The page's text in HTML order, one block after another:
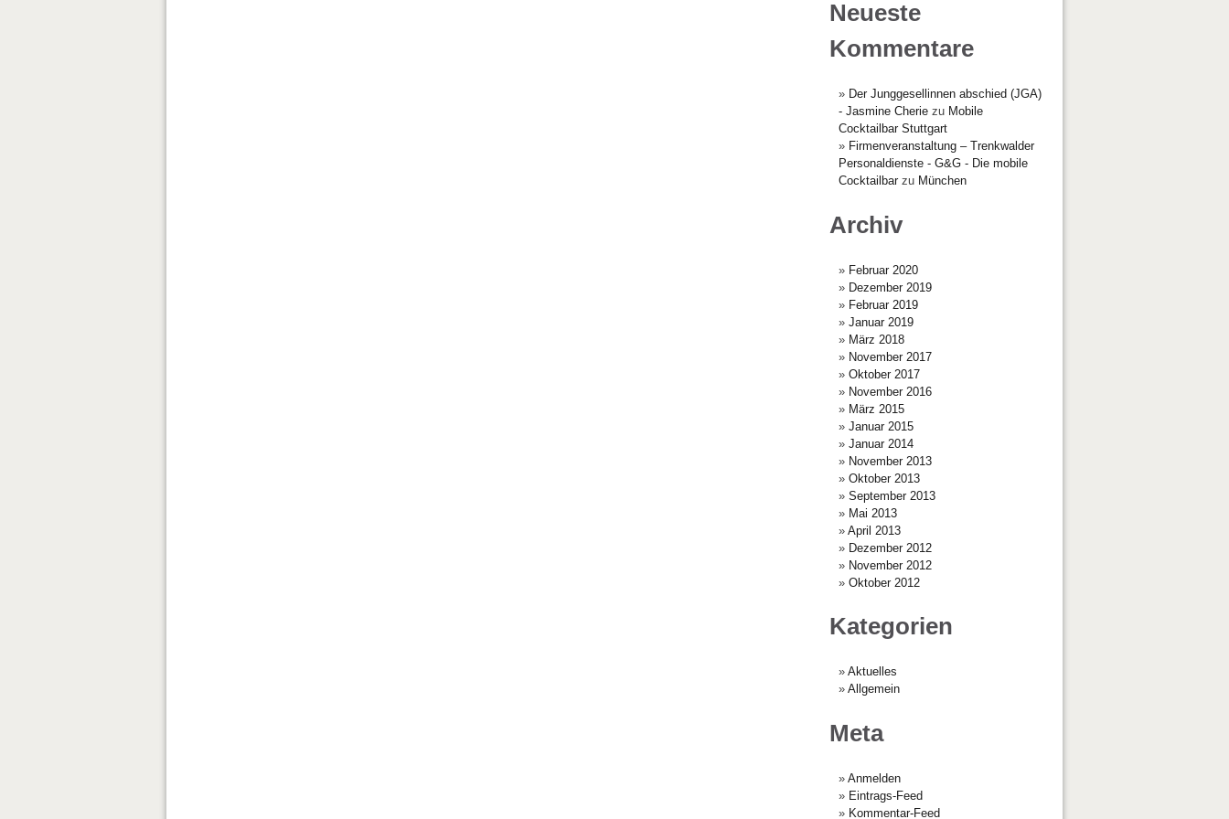
Neueste
Kommentare
Der Junggesellinnen abschied (JGA)
- Jasmine Cherie zu Mobile
Cocktailbar Stuttgart
Firmenveranstaltung – Trenkwalder
Personaldienste - G&G - Die mobile
Cocktailbarzu München
Archiv
Februar 2020
Dezember 2019
Februar 2019
Januar 2019
März 2018
November 2017
Oktober 2017
November 2016
März 2015
Januar 2015
Januar 2014
November 2013
Oktober 2013
September 2013
Mai 2013
April 2013
Dezember 2012
November 2012
Oktober 2012
Kategorien
Aktuelles
Allgemein
Meta
Anmelden
Eintrags-Feed
Kommentar-Feed